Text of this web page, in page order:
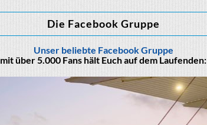
Die Facebook Gruppe
Unser beliebte Facebook Gruppe
mit über 5.000 Fans hält Euch auf dem Laufenden: